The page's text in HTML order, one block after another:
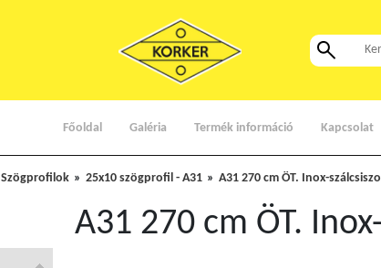
Főoldal Galéria Termék információ Kapcsolat
Szögprofilok 25x10 szögprofil - A31 A31 270 cm ÖT. Inox-
A31 270 cm ÖT.